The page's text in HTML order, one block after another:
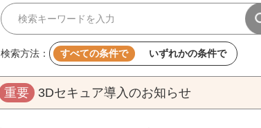
検索方法： すべての条件で いずれかの条件で
重要 3Dセキュア導入のお知らせ